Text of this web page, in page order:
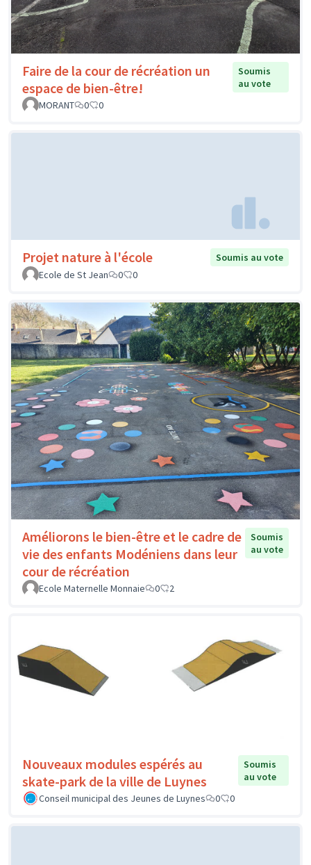
Faire de la cour de récréation un
espace de bien-être!
Soumis
au vote
MORANT
0 0
Projet nature à l'école
Soumis au vote
Ecole de St Jean
0 0
Améliorons le bien-être et le cadre de
vie des enfants Modéniens dans leur
cour de récréation
Soumis
au vote
Ecole Maternelle Monnaie 0 2
Nouveaux modules espérés au
skate-park de la ville de Luynes
Soumis
au vote
Conseil municipal des Jeunes de Luynes
0 0